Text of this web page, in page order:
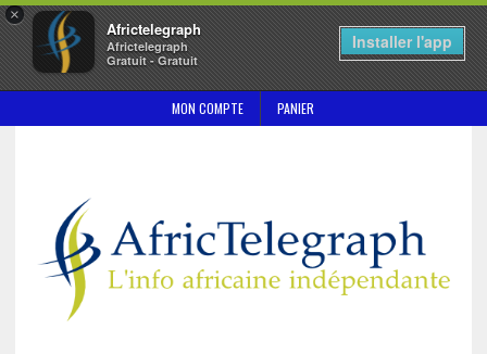
×
Africtelegraph
Africtelegraph
Gratuit - Gratuit
Installer l'app
MON COMPTE PANIER